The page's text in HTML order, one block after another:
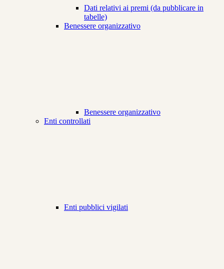
Dati relativi ai premi (da pubblicare in
tabelle)
Benessere organizzativo
Benessere organizzativo
Enti controllati
Enti pubblici vigilati